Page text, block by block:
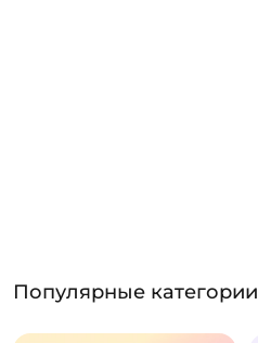
Популярные категории